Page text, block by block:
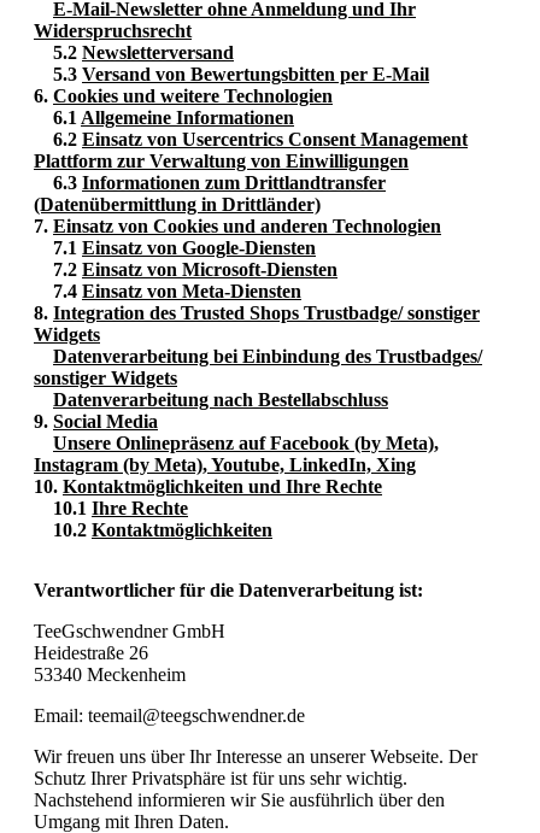
E-Mail-Newsletter ohne Anmeldung und Ihr
Widerspruchsrecht
5.2 Newsletterversand
5.3 Versand von Bewertungsbitten per E-Mail
6. Cookies und weitere Technologien
6.1 Allgemeine Informationen
6.2 Einsatz von Usercentrics Consent Management
Plattform zur Verwaltung von Einwilligungen
6.3 Informationen zum Drittlandtransfer
(Datenübermittlung in Drittländer)
7. Einsatz von Cookies und anderen Technologien
7.1 Einsatz von Google-Diensten
7.2 Einsatz von Microsoft-Diensten
7.4 Einsatz von Meta-Diensten
8. Integration des Trusted Shops Trustbadge/ sonstiger
Widgets
Datenverarbeitung bei Einbindung des Trustbadges/
sonstiger Widgets
Datenverarbeitung nach Bestellabschluss
9. Social Media
Unsere Onlinepräsenz auf Facebook (by Meta),
Instagram (by Meta), Youtube, LinkedIn, Xing
10. Kontaktmöglichkeiten und Ihre Rechte
10.1 Ihre Rechte
10.2 Kontaktmöglichkeiten
Verantwortlicher für die Datenverarbeitung ist:
TeeGschwendner GmbH
Heidestraße 26
53340 Meckenheim
Email: teemail@teegschwendner.de
Wir freuen uns über Ihr Interesse an unserer Webseite. Der
Schutz Ihrer Privatsphäre ist für uns sehr wichtig.
Nachstehend informieren wir Sie ausführlich über den
Umgang mit Ihren Daten.